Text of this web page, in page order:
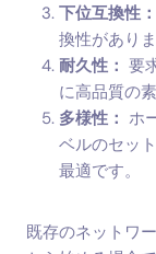
下位互換性：
換性がありま
耐久性： 要
に高品質の
多様性： ホ
ベルのセッ
最適です。
既存のネットワ